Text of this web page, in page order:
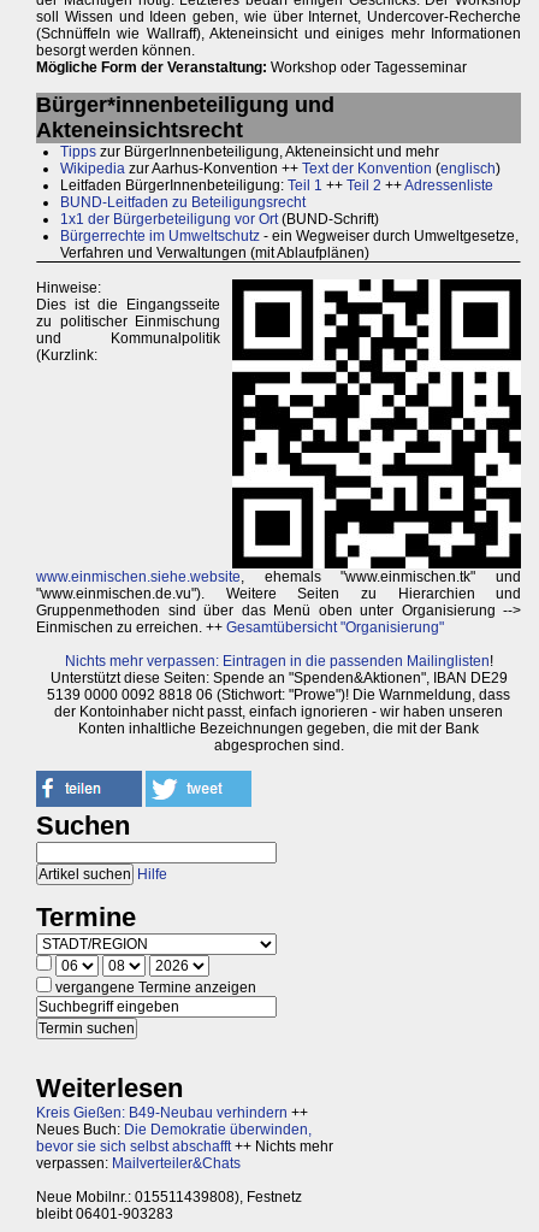
soll Wissen und Ideen geben, wie über Internet, Undercover-Recherche
(Schnüffeln wie Wallraff), Akteneinsicht und einiges mehr Informationen
besorgt werden können.
Mögliche Form der Veranstaltung: Workshop oder Tagesseminar
Bürger*innenbeteiligung und
Akteneinsichtsrecht
Tipps zur BürgerInnenbeteiligung, Akteneinsicht und mehr
Wikipedia zur Aarhus-Konvention ++ Text der Konvention (englisch)
Leitfaden BürgerInnenbeteiligung: Teil 1 ++ Teil 2 ++Adressenliste
BUND-Leitfaden zu Beteiligungsrecht
1x1 der Bürgerbeteiligung vor Ort(BUND-Schrift)
Bürgerrechte im Umweltschutz - ein Wegweiser durch Umweltgesetze,
Verfahren und Verwaltungen (mit Ablaufplänen)
Hinweise:
Dies ist die Eingangsseite
zu politischer Einmischung
und Kommunalpolitik
(Kurzlink:
www.einmischen.siehe.website, ehemals "www.einmischen.tk" und
"www.einmischen.de.vu"). Weitere Seiten zu Hierarchien und
Gruppenmethoden sind über das Menü oben unter Organisierung -->
Einmischen zu erreichen. ++ Gesamtübersicht "Organisierung"
Nichts mehr verpassen: Eintragen in die passenden Mailinglisten!
Unterstützt diese Seiten: Spende an "Spenden&Aktionen", IBAN DE29
5139 0000 0092 8818 06 (Stichwort: "Prowe")! Die Warnmeldung, dass
der Kontoinhaber nicht passt, einfach ignorieren - wir haben unseren
Konten inhaltliche Bezeichnungen gegeben, die mit der Bank
abgesprochen sind.
Suchen
Hilfe
Termine
vergangene Termine anzeigen
Weiterlesen
Kreis Gießen: B49-Neubau verhindern ++
Neues Buch: Die Demokratie überwinden,
bevor sie sich selbst abschafft++ Nichts mehr
verpassen: Mailverteiler&Chats
Neue Mobilnr.: 015511439808), Festnetz
bleibt 06401-903283